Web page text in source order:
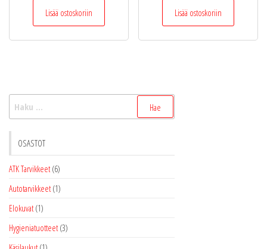
Lisää ostoskoriin Lisää ostoskoriin
Haku:
OSASTOT
ATK Tarvikkeet (6)
Autotarvikkeet (1)
Elokuvat (1)
Hygieniatuotteet (3)